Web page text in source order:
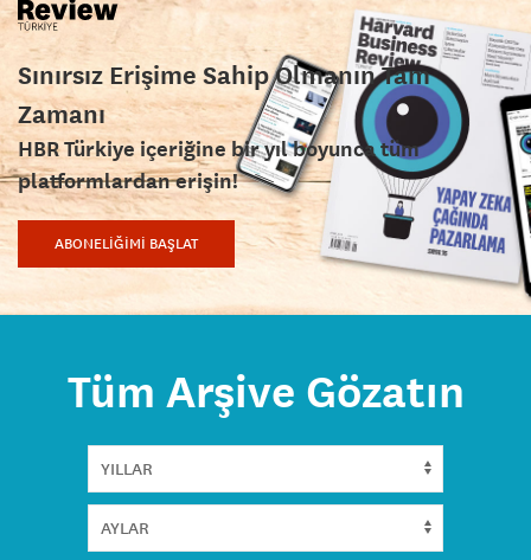
Sınırsız Erişime Sahip Olmanın Tam
Zamanı
HBR Türkiye içeriğine bir yıl boyunca tüm
platformlardan erişin!
ABONELİĞİMİ BAŞLAT
Tüm Arşive Gözatın